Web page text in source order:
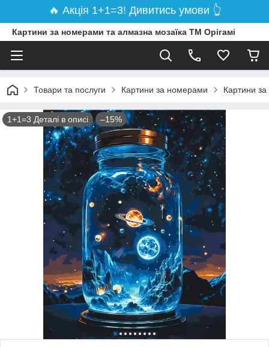
🔥 Акція 1+1=3! Дивитись умови 👆
Картини за номерами та алмазна мозаїка ТМ Орігамі
Товари та послуги Картини за номерами Картини
1+1=3 Деталі в описі –15%